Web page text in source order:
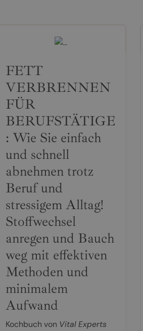
FETT
VERBRENNEN
FÜR
BERUFSTÄTIGE
: Wie Sie einfach
und schnell
abnehmen trotz
Beruf und
stressigem Alltag!
Stoffwechsel
anregen und Bauch
weg mit effektiven
Methoden und
minimalem
Aufwand
Kochbuch von Vital Experts